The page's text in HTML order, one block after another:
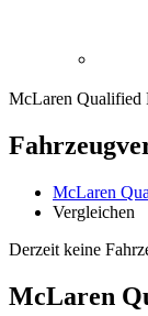
McLaren Qualified
McLaren
Vergleichen
Derzeit keine
McLaren